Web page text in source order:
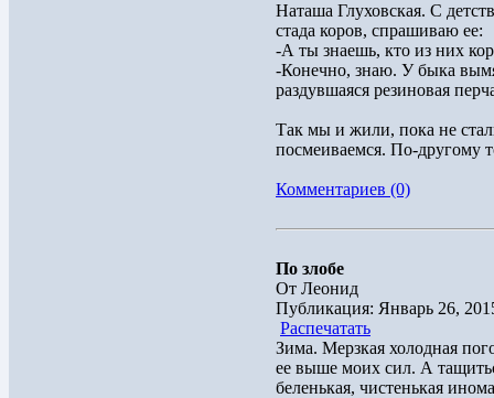
Наташа Глуховская. С
стада коров, спрашиваю ее:
-А ты знаешь, кто из них
-Конечно, знаю. У быка
раздувшаяся резиновая
Так мы и жили, пока не
посмеиваемся. По-другому
Комментариев (0)
По злобе
От Леонид
Публикация: Январь 26,
Распечатать
Зима. Мерзкая холодная
ее выше моих сил. А
беленькая, чистенькая